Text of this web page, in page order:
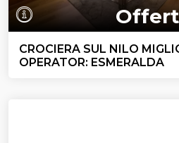
CROCIERA SUL NILO
OPERATOR: ESMERALDA